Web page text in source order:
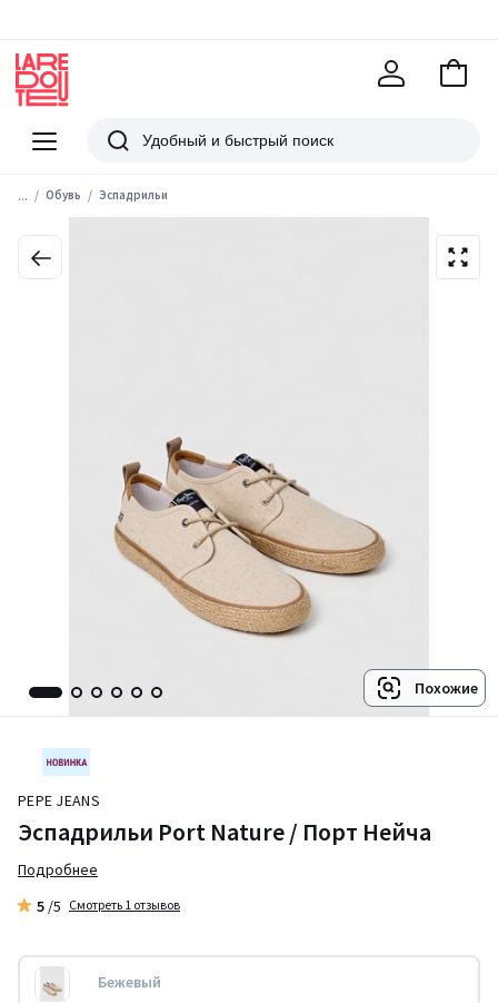
Меню
Redoute
Поиск
В
... Обувь Эспадрильи
Похожие
PEPE JEANS
Эспадрильи Port Nature / Порт Нейча
Подробнее
5 /5 Смотреть 1 отзывов
Бежевый